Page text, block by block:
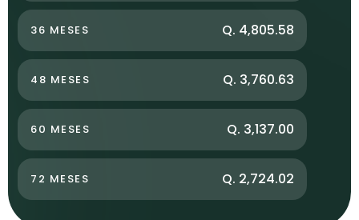
36 MESES Q. 4,805.58
48 MESES Q. 3,760.63
60 MESES Q. 3,137.00
72 MESES Q. 2,724.02